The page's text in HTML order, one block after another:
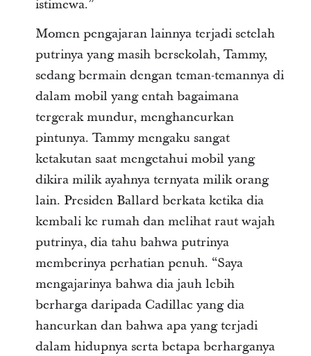
istimewa.”
Momen pengajaran lainnya terjadi setelah
putrinya yang masih bersekolah, Tammy,
sedang bermain dengan teman-temannya di
dalam mobil yang entah bagaimana
tergerak mundur, menghancurkan
pintunya. Tammy mengaku sangat
ketakutan saat mengetahui mobil yang
dikira milik ayahnya ternyata milik orang
lain. Presiden Ballard berkata ketika dia
kembali ke rumah dan melihat raut wajah
putrinya, dia tahu bahwa putrinya
memberinya perhatian penuh. “Saya
mengajarinya bahwa dia jauh lebih
berharga daripada Cadillac yang dia
hancurkan dan bahwa apa yang terjadi
dalam hidupnya serta betapa berharganya